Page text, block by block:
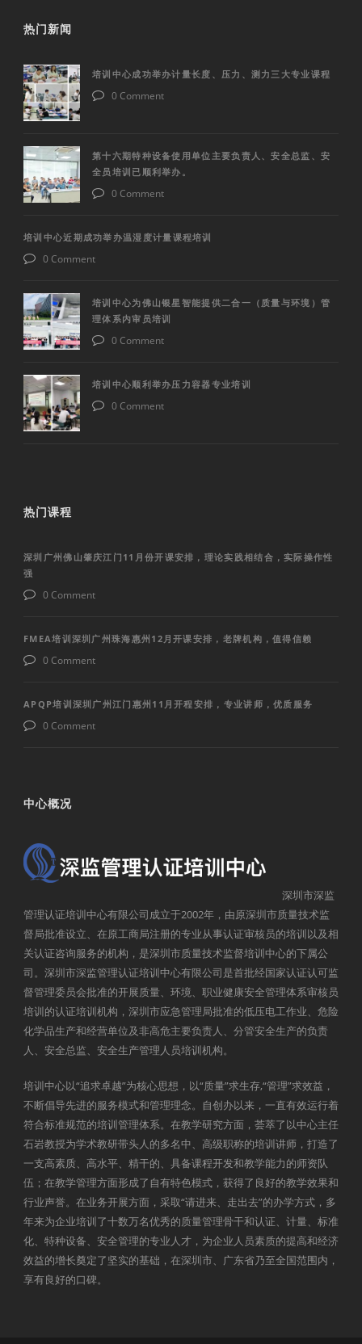
热门新闻
培训中心成功举办计量长度、压力、测力三大专业课程
0 Comment
第十六期特种设备使用单位主要负责人、安全总监、安
全员培训已顺利举办。
0 Comment
培训中心近期成功举办温湿度计量课程培训
0 Comment
培训中心为佛山银星智能提供二合一（质量与环境）管
理体系内审员培训
0 Comment
培训中心顺利举办压力容器专业培训
0 Comment
热门课程
深圳广州佛山肇庆江门11月份开课安排，理论实践相结合，实际操作性
强
0 Comment
FMEA培训深圳广州珠海惠州12月开课安排，老牌机构，值得信赖
0 Comment
APQP培训深圳广州江门惠州11月开程安排，专业讲师，优质服务
0 Comment
中心概况
深圳市深监
管理认证培训中心有限公司成立于2002年，由原深圳市质量技术监
督局批准设立、在原工商局注册的专业从事认证审核员的培训以及相
关认证咨询服务的机构，是深圳市质量技术监督培训中心的下属公
司。深圳市深监管理认证培训中心有限公司是首批经国家认证认可监
督管理委员会批准的开展质量、环境、职业健康安全管理体系审核员
培训的认证培训机构，深圳市应急管理局批准的低压电工作业、危险
化学品生产和经营单位及非高危主要负责人、分管安全生产的负责
人、安全总监、安全生产管理人员培训机构。
培训中心以“追求卓越”为核心思想，以“质量”求生存,“管理”求效益，
不断倡导先进的服务模式和管理理念。自创办以来，一直有效运行着
符合标准规范的培训管理体系。在教学研究方面，荟萃了以中心主任
石岩教授为学术教研带头人的多名中、高级职称的培训讲师，打造了
一支高素质、高水平、精干的、具备课程开发和教学能力的师资队
伍；在教学管理方面形成了自有特色模式，获得了良好的教学效果和
行业声誉。在业务开展方面，采取“请进来、走出去”的办学方式，多
年来为企业培训了十数万名优秀的质量管理骨干和认证、计量、标准
化、特种设备、安全管理的专业人才，为企业人员素质的提高和经济
效益的增长奠定了坚实的基础，在深圳市、广东省乃至全国范围内，
享有良好的口碑。